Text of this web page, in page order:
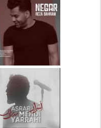
دانلود آلبوم جدید سیروان
خسروی بنام مونولوگ
دانلود آهنگ جدید رضا
بهرام بنام نگار